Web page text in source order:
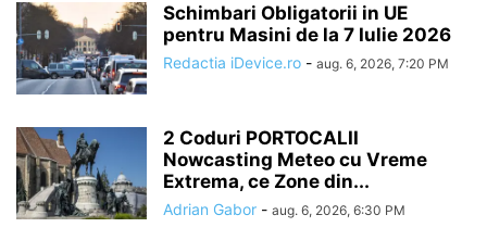
Schimbari Obligatorii in UE
pentru Masini de la 7 Iulie 2026
Redactia iDevice.ro - aug. 6, 2026, 7:20 PM
2 Coduri PORTOCALII
Nowcasting Meteo cu Vreme
Extrema, ce Zone din...
Adrian Gabor - aug. 6, 2026, 6:30 PM